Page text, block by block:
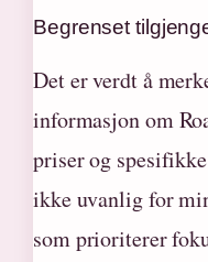
Begrenset
Det er verdt å
informasjon om
priser og
ikke uvanlig for
som prioriterer